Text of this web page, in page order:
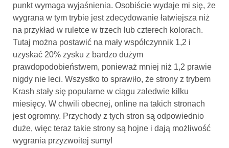
punkt wymaga wyjaśnienia. Osobiście wydaje mi się, że
wygrana w tym trybie jest zdecydowanie łatwiejsza niż
na przykład w ruletce w trzech lub czterech kolorach.
Tutaj można postawić na mały współczynnik 1,2 i
uzyskać 20% zysku z bardzo dużym
prawdopodobieństwem, ponieważ mniej niż 1,2 prawie
nigdy nie leci. Wszystko to sprawiło, że strony z trybem
Krash stały się popularne w ciągu zaledwie kilku
miesięcy. W chwili obecnej, online na takich stronach
jest ogromny. Przychody z tych stron są odpowiednio
duże, więc teraz takie strony są hojne i dają możliwość
wygrania przyzwoitej sumy!